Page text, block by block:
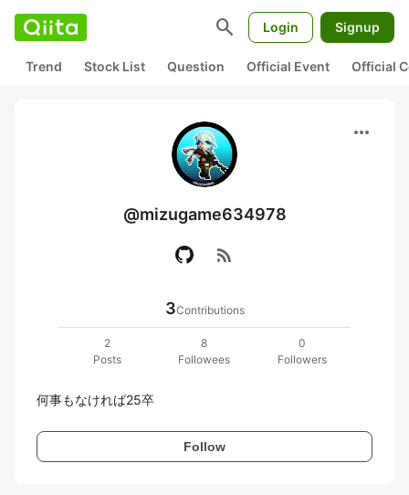
search Login Signup
Trend Stock List Question Official Event Official
more_horiz
@mizugame634978
rss_feed
3Contributions
2
Posts
8
Followees
0
Followers
何事もなければ25卒
Follow